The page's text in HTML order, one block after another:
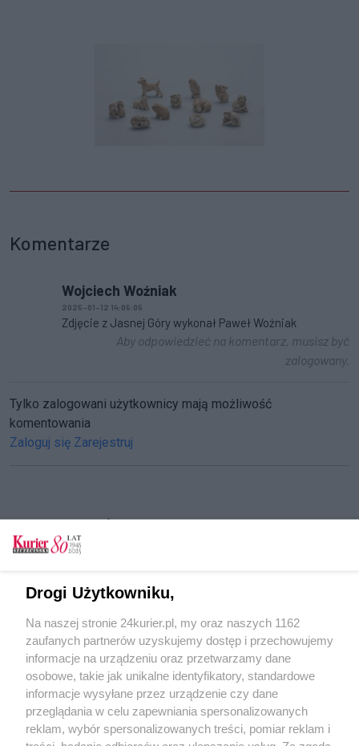
Komentarze
Wojciech Woźniak
2025-01-12 14:05:05
Zdjęcie z Jasnej Góry wykonał Paweł Woźniak
Aby odpowiedzieć na komentarz, musisz być
zalogowany.
Tylko zalogowani użytkownicy mają możliwość
komentowania
Zaloguj się Zarejestruj
CZYTAJ TAKŻE
Pośmiertna wystawa młodej artystki. Prace
Artyści otwierają swoje pracownie. Rusza
kolejna edycja święta sztuki
Street Art Festiwal już w ten weekend
POGODA
Drogi Użytkowniku,
Na naszej stronie 24kurier.pl, my oraz naszych 1162
zaufanych partnerów uzyskujemy dostęp i przechowujemy
informacje na urządzeniu oraz przetwarzamy dane
osobowe, takie jak unikalne identyfikatory, standardowe
informacje wysyłane przez urządzenie czy dane
przeglądania w celu zapewniania spersonalizowanych
reklam, wybór spersonalizowanych treści, pomiar reklam i